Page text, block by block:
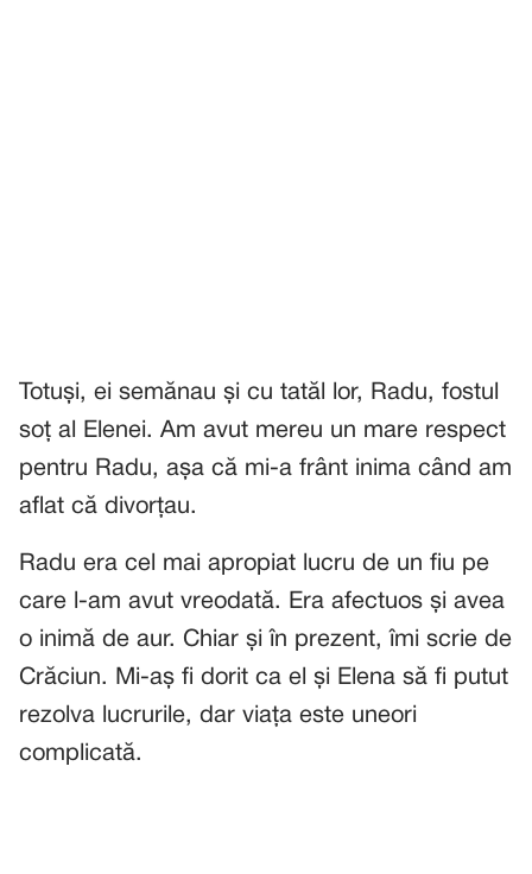
Totuși, ei semănau și cu tatăl lor, Radu, fostul
soț al Elenei. Am avut mereu un mare respect
pentru Radu, așa că mi-a frânt inima când am
aflat că divorțau.
Radu era cel mai apropiat lucru de un fiu pe
care l-am avut vreodată. Era afectuos și avea
o inimă de aur. Chiar și în prezent, îmi scrie de
Crăciun. Mi-aș fi dorit ca el și Elena să fi putut
rezolva lucrurile, dar viața este uneori
complicată.